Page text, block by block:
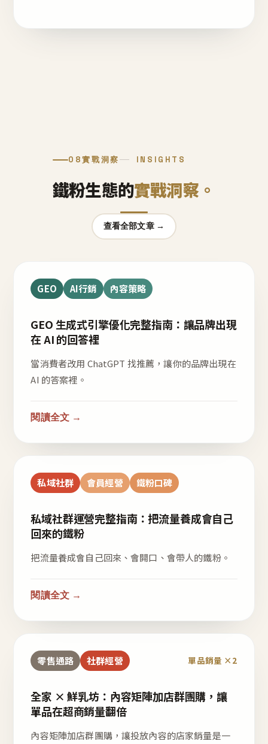
08實戰洞察 INSIGHTS
鐵粉生態的實戰洞察。
查看全部文章 →
GEO AI行銷 內容策略
GEO 生成式引擎優化完整指南：讓品牌出現
在 AI 的回答裡
當消費者改用 ChatGPT 找推薦，讓你的品牌出現在
AI 的答案裡。
閱讀全文 →
私域社群 會員經營 鐵粉口碑
私域社群運營完整指南：把流量養成會自己
回來的鐵粉
把流量養成會自己回來、會開口、會帶人的鐵粉。
閱讀全文 →
零售通路 社群經營 單品銷量 ×2
全家 × 鮮乳坊：內容矩陣加店群團購，讓
單品在超商銷量翻倍
內容矩陣加店群團購，讓投放內容的店家銷量是一